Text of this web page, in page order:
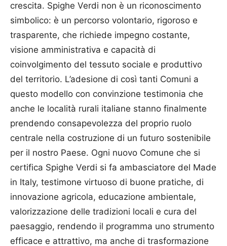
crescita. Spighe Verdi non è un riconoscimento
simbolico: è un percorso volontario, rigoroso e
trasparente, che richiede impegno costante,
visione amministrativa e capacità di
coinvolgimento del tessuto sociale e produttivo
del territorio. L’adesione di così tanti Comuni a
questo modello con convinzione testimonia che
anche le località rurali italiane stanno finalmente
prendendo consapevolezza del proprio ruolo
centrale nella costruzione di un futuro sostenibile
per il nostro Paese. Ogni nuovo Comune che si
certifica Spighe Verdi si fa ambasciatore del Made
in Italy, testimone virtuoso di buone pratiche, di
innovazione agricola, educazione ambientale,
valorizzazione delle tradizioni locali e cura del
paesaggio, rendendo il programma uno strumento
efficace e attrattivo, ma anche di trasformazione